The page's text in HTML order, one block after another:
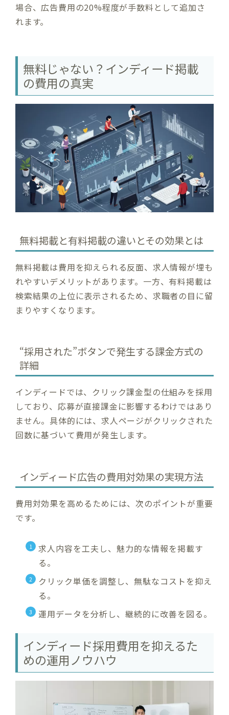
場合、広告費用の20%程度が手数料として追加さ
れます。
無料じゃない？インディード掲載
の費用の真実
無料掲載と有料掲載の違いとその効果とは
無料掲載は費用を抑えられる反面、求人情報が埋も
れやすいデメリットがあります。一方、有料掲載は
検索結果の上位に表示されるため、求職者の目に留
まりやすくなります。
“採用された”ボタンで発生する課金方式の
詳細
インディードでは、クリック課金型の仕組みを採用
しており、応募が直接課金に影響するわけではあり
ません。具体的には、求人ページがクリックされた
回数に基づいて費用が発生します。
インディード広告の費用対効果の実現方法
費用対効果を高めるためには、次のポイントが重要
です。
求人内容を工夫し、魅力的な情報を掲載す
る。
クリック単価を調整し、無駄なコストを抑え
る。
運用データを分析し、継続的に改善を図る。
インディード採用費用を抑えるた
めの運用ノウハウ